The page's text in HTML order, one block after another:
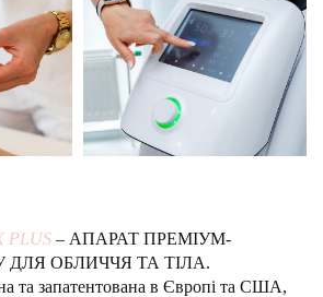
PLUS – АПАРАТ ПРЕМІУМ-
ДЛЯ ОБЛИЧЧЯ ТА ТІЛА.
та запатентована в Європі та США,